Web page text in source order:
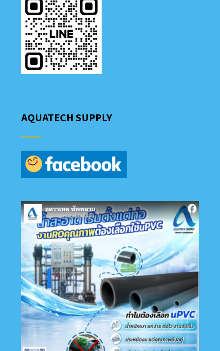
AQUATECH SUPPLY